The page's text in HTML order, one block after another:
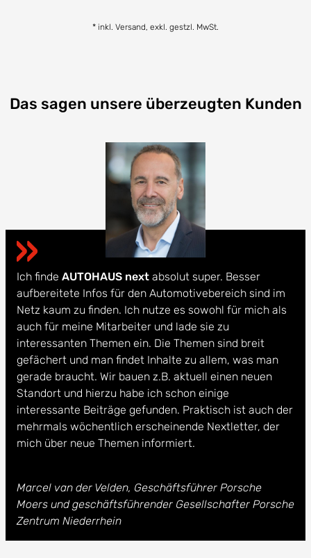
* inkl. Versand, exkl. gestzl. MwSt.
Das sagen unsere überzeugten Kunden
Ich finde AUTOHAUS next absolut super. Besser
aufbereitete Infos für den Automotivebereich sind im
Netz kaum zu finden. Ich nutze es sowohl für mich als
auch für meine Mitarbeiter und lade sie zu
interessanten Themen ein. Die Themen sind breit
gefächert und man findet Inhalte zu allem, was man
gerade braucht. Wir bauen z.B. aktuell einen neuen
Standort und hierzu habe ich schon einige
interessante Beiträge gefunden. Praktisch ist auch der
mehrmals wöchentlich erscheinende Nextletter, der
mich über neue Themen informiert.
Marcel van der Velden, Geschäftsführer Porsche
Moers und geschäftsführender Gesellschafter Porsche
Zentrum Niederrhein